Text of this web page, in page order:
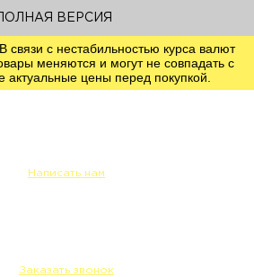
ПОЛНАЯ ВЕРСИЯ
с нестабильностью курса валют
меняются и могут не совпадать с
актуальные цены перед покупкой.
Написать нам
Заказать звонок